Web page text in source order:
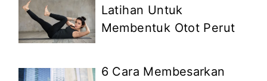
Latihan Untuk
Membentuk Otot Perut
6 Cara Membesarkan